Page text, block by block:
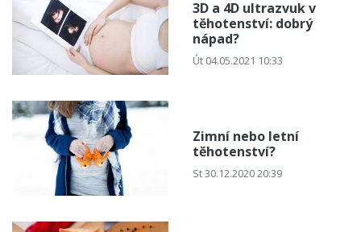
3D a 4D ultrazvuk v
těhotenství: dobrý
nápad?
Út 04.05.2021 10:33
Zimní nebo letní
těhotenství?
St 30.12.2020 20:39